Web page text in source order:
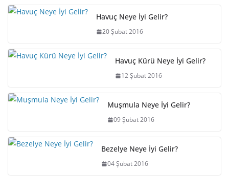
Havuç Neye İyi Gelir?
20 Şubat 2016
Havuç Kürü Neye İyi Gelir?
12 Şubat 2016
Muşmula Neye İyi Gelir?
09 Şubat 2016
Bezelye Neye İyi Gelir?
04 Şubat 2016